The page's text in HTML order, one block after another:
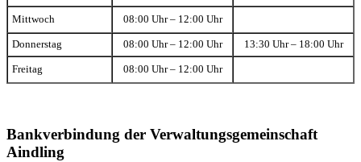
Mittwoch 08:00 Uhr – 12:00 Uhr
Donnerstag 08:00 Uhr – 12:00 Uhr 13:30 Uhr – 18:00 Uhr
Freitag 08:00 Uhr – 12:00 Uhr
Bankverbindung der Verwaltungsgemeinschaft
Aindling